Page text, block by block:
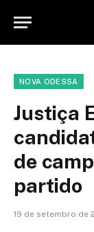
NOVA ODESSA
Justiça
de
partido
19 de setembro de